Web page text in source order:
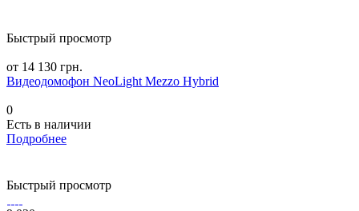
Быстрый просмотр
от 14 130 грн.
Видеодомофон NeoLight Mezzo Hybrid
0
Есть в наличии
Подробнее
Быстрый просмотр